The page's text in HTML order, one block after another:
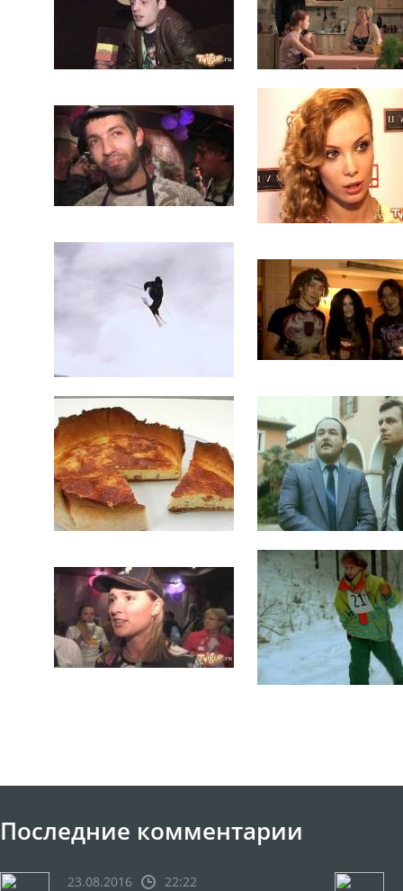
Последние комментарии
23.08.2016
22:22